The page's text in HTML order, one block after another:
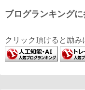
ブログランキング
クリック頂けると励み